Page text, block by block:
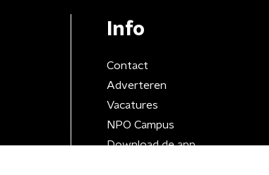
Info
Contact
Adverteren
Vacatures
NPO Campus
Download de app